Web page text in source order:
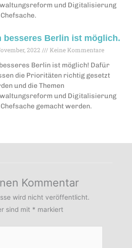
und Digitalisierung
besseres Berlin ist möglich.
2022 Keine Kommentare
Berlin ist möglich! Dafür
die Prioritäten richtig gesetzt
und die Themen
und Digitalisierung
gemacht werden.
Kommentar
wird nicht veröffentlicht.
sind mit * markiert